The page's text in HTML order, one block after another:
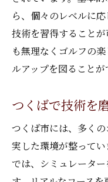
ら、個々のレベルに
技術を習得すること
も無理なくゴルフの
ルアップを図ることが
つくばで技術を
つくば市には、多く
実した環境が整って
では、シミュレータ